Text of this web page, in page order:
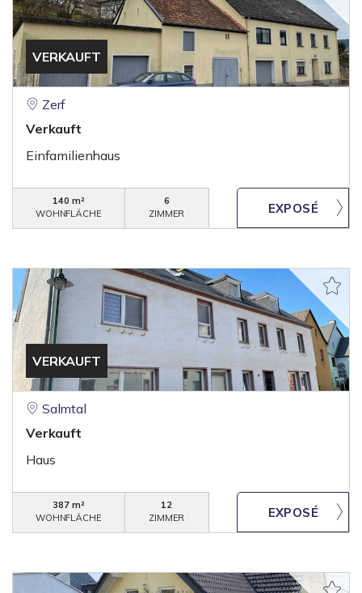
VERKAUFT
Zerf
Verkauft
Einfamilienhaus
140 m²
WOHNFLÄCHE
6
ZIMMER
VERKAUFT
Salmtal
Verkauft
Haus
387 m²
WOHNFLÄCHE
12
ZIMMER